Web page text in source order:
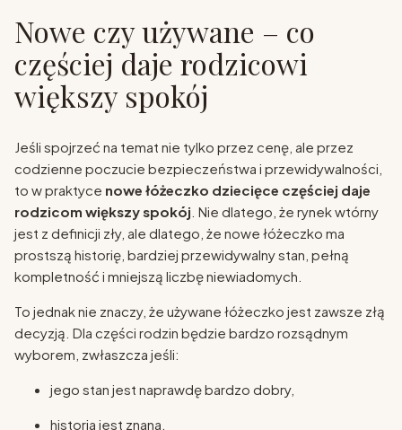
Nowe czy używane – co
częściej daje rodzicowi
większy spokój
Jeśli spojrzeć na temat nie tylko przez cenę, ale przez
codzienne poczucie bezpieczeństwa i przewidywalności,
to w praktyce nowe łóżeczko dziecięce częściej daje
rodzicom większy spokój . Nie dlatego, że rynek wtórny
jest z definicji zły, ale dlatego, że nowe łóżeczko ma
prostszą historię, bardziej przewidywalny stan, pełną
kompletność i mniejszą liczbę niewiadomych.
To jednak nie znaczy, że używane łóżeczko jest zawsze złą
decyzją. Dla części rodzin będzie bardzo rozsądnym
wyborem, zwłaszcza jeśli:
jego stan jest naprawdę bardzo dobry,
historia jest znana,